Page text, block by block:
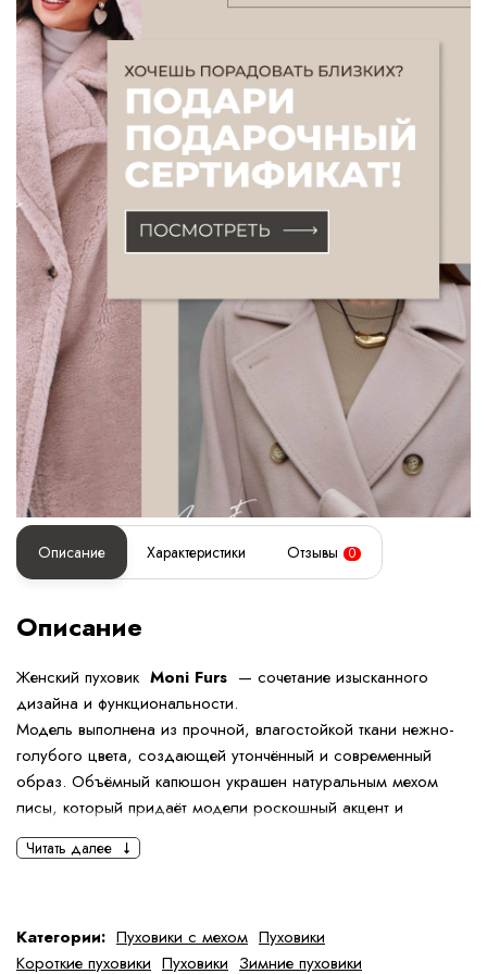
Описание Характеристики Отзывы 0
Описание
Женский пуховик Moni Furs — сочетание изысканного
дизайна и функциональности.
Модель выполнена из прочной, влагостойкой ткани нежно-
голубого цвета, создающей утончённый и современный
образ. Объёмный капюшон украшен натуральным мехом
лисы, который придаёт модели роскошный акцент и
надёжно защищает от холода.
для города, так и для загородных прогулок. Лёгкий
утеплитель на основе пуха и пера сохраняет тепло без
Читать далее
Категории: Пуховики с мехом Пуховики
Короткие пуховики Пуховики Зимние пуховики